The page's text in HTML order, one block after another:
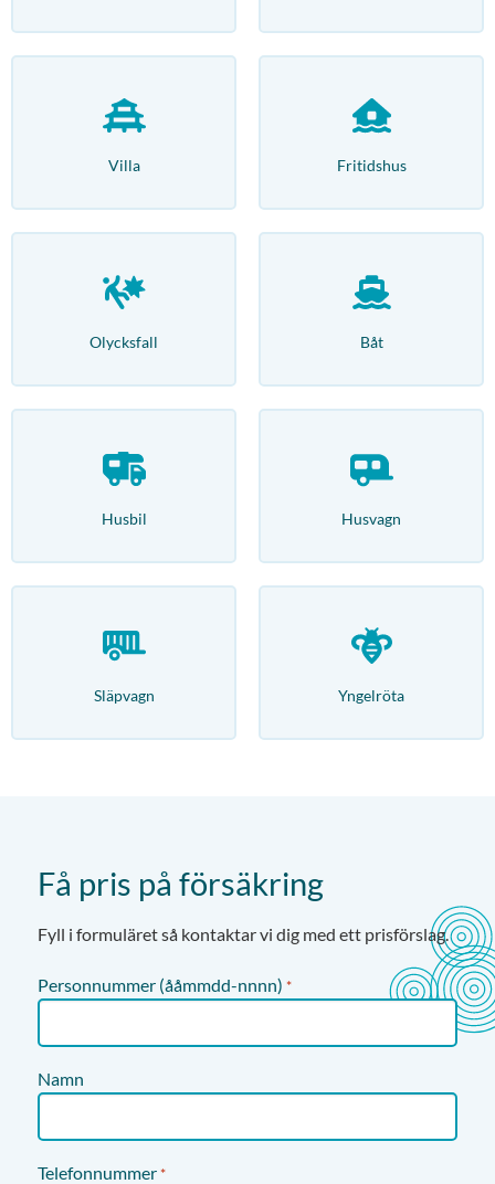
Villa Fritidshus
Olycksfall Båt
Husbil Husvagn
Släpvagn Yngelröta
Få pris på försäkring
Fyll i formuläret så kontaktar vi dig med ett prisförslag.
Personnummer (ååmmdd-nnnn) *
Namn
Telefonnummer *